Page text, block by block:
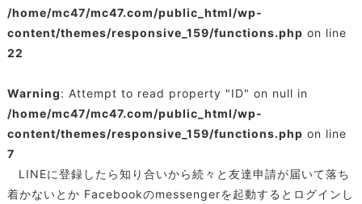
/home/mc47/mc47.com/public_html/wp-
content/themes/responsive_159/functions.php on line
22
Warning: Attempt to read property "ID" on null in
/home/mc47/mc47.com/public_html/wp-
content/themes/responsive_159/functions.php on line
7
LINEに登録したら知り合いから続々と友達申請が届いて落ち
着かないとか Facebookのmessengerを起動するとログインし